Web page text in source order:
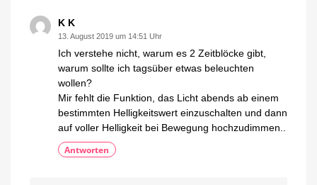
K K
13. August 2019 um 14:51 Uhr
Ich verstehe nicht, warum es 2 Zeitblöcke gibt,
warum sollte ich tagsüber etwas beleuchten
wollen?
Mir fehlt die Funktion, das Licht abends ab einem
bestimmten Helligkeitswert einzuschalten und dann
auf voller Helligkeit bei Bewegung hochzudimmen..
Antworten